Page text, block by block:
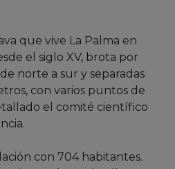
que vive La Palma en
el siglo XV, brota por
norte a sur y separadas
con varios puntos de
el comité científico
con 704 habitantes.